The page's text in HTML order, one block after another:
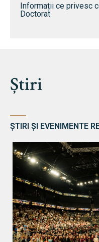
Informații ce privesc
Doctorat
Știri
ȘTIRI ȘI EVENIMENTE